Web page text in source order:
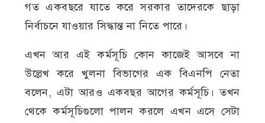
গত একবছরে যাতে করে সরকার তাদেরকে ছাড়া
নির্বাচনে যাওয়ার সিদ্ধান্ত না নিতে পারে।
এখন আর এই কর্মসূচি কোন কাজেই আসবে না
উল্লেখ করে খুলনা বিভাগের এক বিএনপি নেতা
বলেন, এটা আরও একবছর আগের কর্মসূচি। তখন
থেকে কর্মসূচিগুলো পালন করলে এখন এসে সেটা